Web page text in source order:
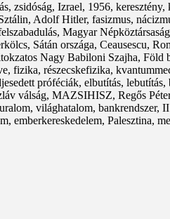
zsidóság, Izrael, 1956,
Adolf Hitler, fasizmus,
Magyar
Sátán országa, Ceausescu,
Nagy Babiloni Szajha, Föld
fizika, részecskefizika,
próféciák, elbutítás,
válság, MAZSIHISZ, Regős
világhatalom, bankrendszer,
emberkereskedelem, Palesztina,